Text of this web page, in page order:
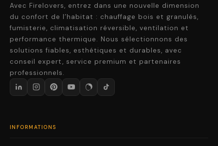
Avec Firelovers, entrez dans une nouvelle dimension
du confort de l’habitat : chauffage bois et granulés,
fumisterie, climatisation réversible, ventilation et
performance thermique. Nous sélectionnons des
solutions fiables, esthétiques et durables, avec
conseil expert, service premium et partenaires
professionnels.
INFORMATIONS